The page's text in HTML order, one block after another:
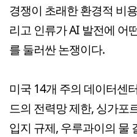
경쟁이 초래한 환경적 비
리고 인류가 AI 발전에 어
를 둘러싼 논쟁이다.
미국 14개 주의 데이터센
드의 전력망 제한, 싱가포
입지 규제, 우루과이의 물